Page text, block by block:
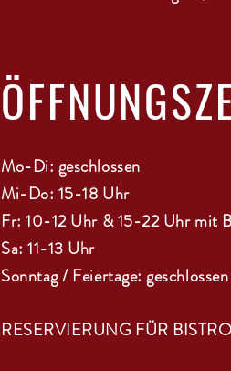
Mo-Di: geschlossen
Mi-Do: 15-18 Uhr
Fr: 10-12 Uhr & 15-22 Uhr mit
Sa: 11-13 Uhr
Sonntag / Feiertage: geschlossen
RESERVIERUNG FÜR